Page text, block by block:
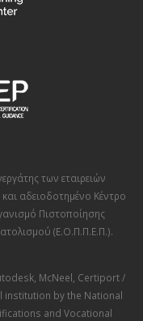
των εταιρειών
, και αδειοδοτημένο Κέντρο
Πιστοποίησης
(Ε.Ο.Π.Π.Ε.Π.).
, McNeel Certiport /
institution by the National
and Vocational